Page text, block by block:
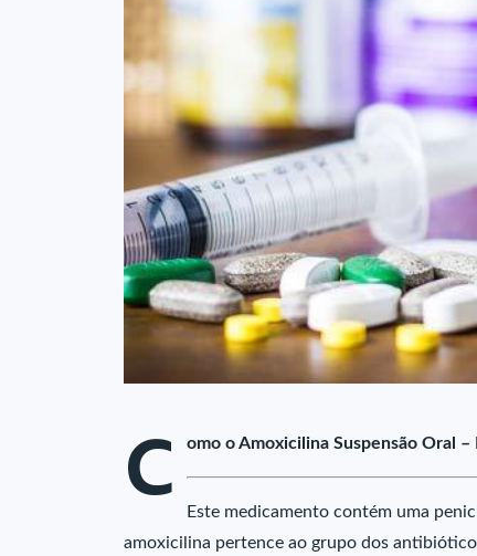
C omo o Amoxicilina Suspensão Oral
Este medicamento contém uma
amoxicilina pertence ao grupo dos